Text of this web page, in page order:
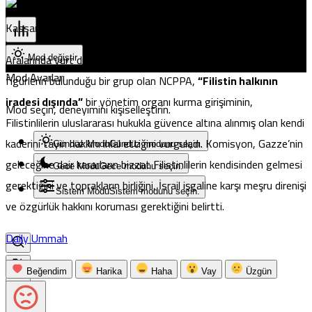
Pristina
Mod değiştir
Mod Ayarları
Mod seçin, deneyimini kişiselleştirin.
Gündüz ModuGündüz modunu seçin.
Gece ModuGece modunu seçin.
Sistem ModuSistem modunu seçin.
Kassam Tugayları o görüntünün arkasındaki ismi ilk kez
Aralarında yurt dışındaki Filistinli konferanslar ve bağımsız
figürlerin bulunduğu bir grup olan NCPPA,“Filistin halkının
iradesi dışında”bir yönetim organı kurma girişiminin,
Filistinlilerin uluslararası hukukla güvence altına alınmış olan kendi
kaderini tayin hakkını ihlal ettiğini vurguladı. Komisyon, Gazze’nin
geleceğine dair kararların bizzat Filistinlilerin kendisinden gelmesi
gerektiğini ve toprakların birliğini, İsrail işgaline karşı meşru direnişi
ve özgürlük hakkını koruması gerektiğinibelirtti.
Daily Ummah
Beğendim Harika Haha Vay Üzgün